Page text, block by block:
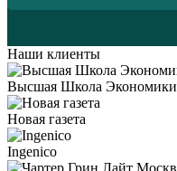
Наши клиенты
Высшая Школа Экономики
Новая газета
Ingenico